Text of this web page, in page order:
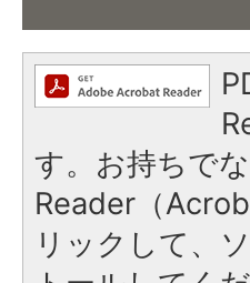
す。お持ちで
Reader（
リックして、